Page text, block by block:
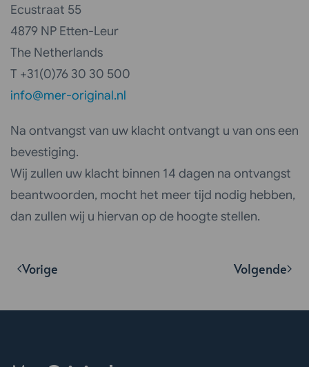
Ecustraat 55
4879 NP Etten-Leur
The Netherlands
T +31(0)76 30 30 500
info@mer-original.nl
Na ontvangst van uw klacht ontvangt u van ons een
bevestiging.
Wij zullen uw klacht binnen 14 dagen na ontvangst
beantwoorden, mocht het meer tijd nodig hebben,
dan zullen wij u hiervan op de hoogte stellen.
Vorige Volgende